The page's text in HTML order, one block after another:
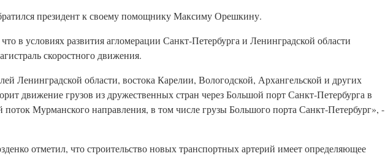
президент к своему помощнику Максиму Орешкину.
в условиях развития агломерации Санкт‑Петербурга и Ленинградской области
скоростного движения.
Ленинградской области, востока Карелии, Вологодской, Архангельской и других
движение грузов из дружественных стран через Большой порт Санкт‑Петербурга в
Мурманского направления, в том числе грузы Большого порта Санкт‑Петербург», -
отметил, что строительство новых транспортных артерий имеет определяющее